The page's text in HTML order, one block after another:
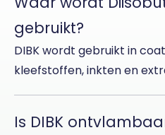
gebruikt?
DIBK wordt gebruikt in
kleefstoffen, inkten en
Is DIBK